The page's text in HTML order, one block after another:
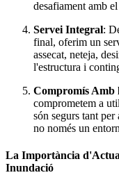
desafiament amb
Servei Integral:
final, oferim un
assecat, neteja,
l'estructura i
Compromís Amb
comprometem a
són segurs tant
no només un
La Importància
Inundació